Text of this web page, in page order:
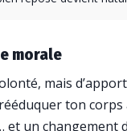
morale
mais
ton
et un changement